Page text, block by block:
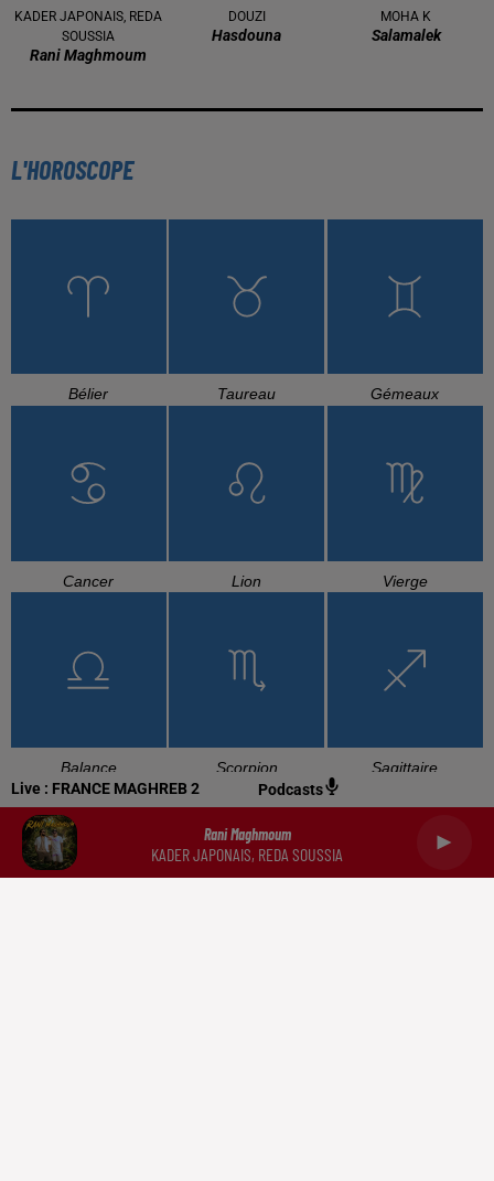
Live : FRANCE MAGHREB 2 Podcasts
Rani Maghmoum
KADER JAPONAIS, REDA SOUSSIA
KADER JAPONAIS, REDA
SOUSSIA
Rani Maghmoum
DOUZI
Hasdouna
MOHA K
Salamalek
L'HOROSCOPE
Bélier Taureau Gémeaux
Cancer Lion Vierge
Balance Scorpion Sagittaire